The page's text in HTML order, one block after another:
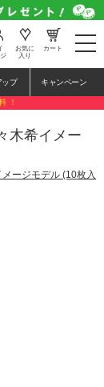
t
o
e
n
a
お気に
入り
カート
ップ キャンペーン
！
木希イメー
ージモデル (10枚入